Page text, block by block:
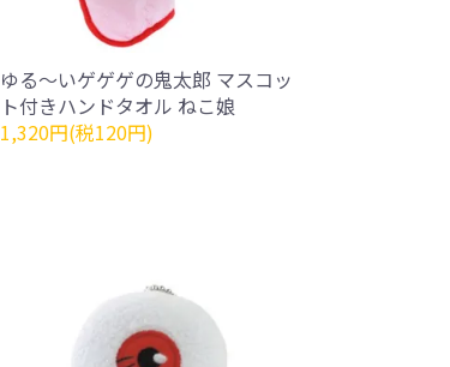
ゆる～いゲゲゲの鬼太郎 マスコッ
ト付きハンドタオル ねこ娘
1,320円(税120円)